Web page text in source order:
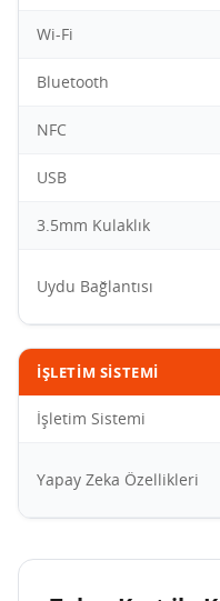
Wi-Fi
Bluetooth
NFC
USB
3.5mm Kulaklık
Uydu Bağlantısı
İŞLETIM SISTEMI
İşletim Sistemi
Yapay Zeka Özellikleri